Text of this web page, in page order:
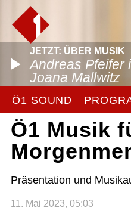
JETZT: ÜBER MUSIK
Andreas Pfeifer
Joana Mallwitz
Ö1 SOUND
Ö1 Musik
Präsentation und
11. Mai 2023, 05:03